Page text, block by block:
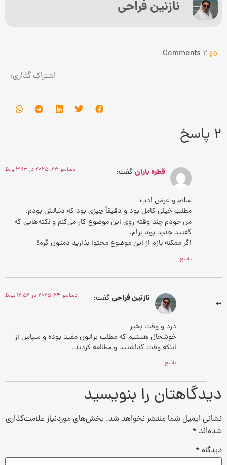
نازنین فراحی
2 Comments
اشتراک گذاری:
2 پاسخ
قطره بارانگفت: دسامبر 23, 2025 در 3:14 ق.ظ
سلام و عرض ادب
مطلب خیلی کامل بود و دقیقاً چیزی بود که دنبالش بودم.
من خودم چند وقته روی این موضوع کار می‌کنم و نکته‌هایی که
گفتید جدید بود برام.
اگر ممکنه بازم از این موضوع محتوا بذارید دمتون گرم!
پاسخ
نازنین فراحیگفت: دسامبر 24, 2025 در 12:52 ب.ظ
درد و وقت بخیر
خوشحال هستیم که مطلب براتون مفید بوده و سپاس از
اینکه وقت گذاشتید و مطالعه کردید.
پاسخ
دیدگاهتان را بنویسید
نشانی ایمیل شما منتشر نخواهد شد. بخش‌های موردنیاز علامت‌گذاری
شده‌اند *
دیدگاه *